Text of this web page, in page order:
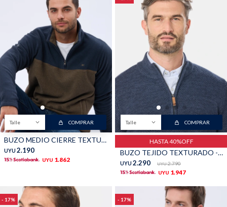
Talle COMPRAR
BUZO MEDIO CIERRE TEXTURADO - Beige
UYU 2.190
UYU 1.862
Talle COMPRAR
HASTA 40%OFF
BUZO TEJIDO TEXTURADO - Piedra
UYU 2.290 UYU 2.790
UYU 1.947
17 17